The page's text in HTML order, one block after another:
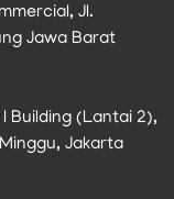
Jl.
Jawa Barat
I Building (Lantai 2),
Jakarta